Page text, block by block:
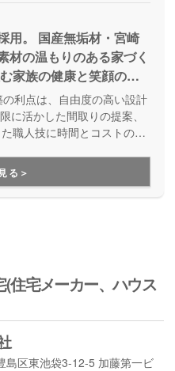
用。 国産無垢材・宮崎
材の温もりのある家づく
家族の健康と笑顔のた
す。宮崎県産飫肥杉 沖
いる方はぜひ㈱西建設
ZEH・本格的に自然素
しょう！
利点は、自由度の高い設計
に活かした間取りの提案、
職人技に時間とコストの効
る＞
住宅メーカー、ハウス
島区東池袋3-12-5 加藤第一ビ